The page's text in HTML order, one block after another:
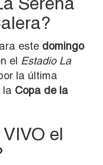
este domingo
el Estadio La
la última
la Copa de la
el